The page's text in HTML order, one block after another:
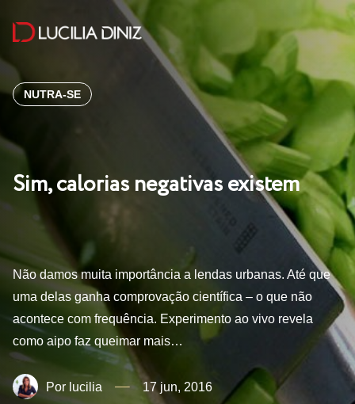
NUTRA-SE
Sim, calorias negativas existem
Não damos muita importância a lendas urbanas. Até que
uma delas ganha comprovação científica – o que não
acontece com frequência. Experimento ao vivo revela
como aipo faz queimar mais…
lucilia 17 jun, 2016